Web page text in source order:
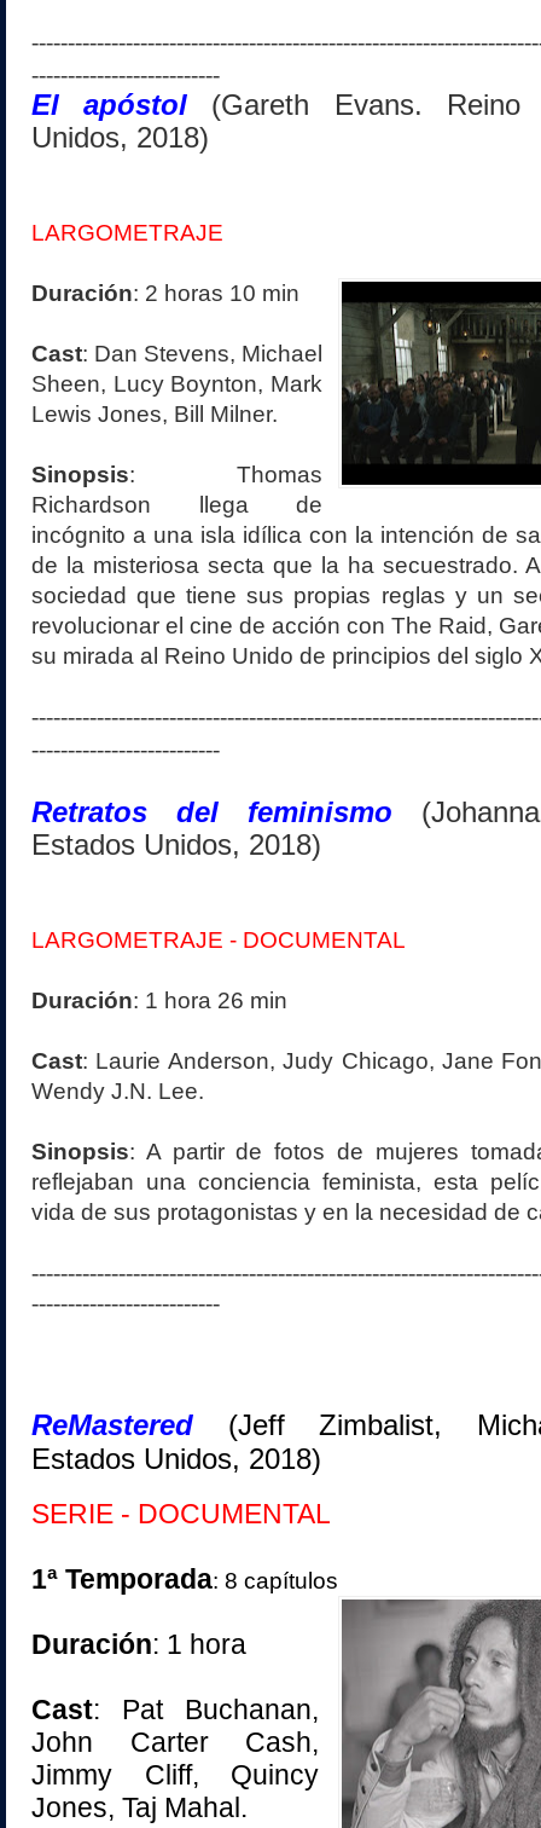
--------------------------
El apóstol (Gareth Evans. Reino
Unidos, 2018)
LARGOMETRAJE
Duración: 2 horas 10 min
Cast: Dan Stevens, Michael
Sheen, Lucy Boynton, Mark
Lewis Jones, Bill Milner.
Sinopsis: Thomas
Richardson llega de
incógnito a una isla idílica con la intención de
de la misteriosa secta que la ha secuestrado.
sociedad que tiene sus propias reglas y un
revolucionar el cine de acción con The Raid,
su mirada al Reino Unido de principios del siglo
--------------------------
Retratos del feminismo
Estados Unidos, 2018)
LARGOMETRAJE - DOCUMENTAL
Duración: 1 hora 26 min
Cast: Laurie Anderson, Judy Chicago, Jane
Wendy J.N. Lee.
Sinopsis: A partir de fotos de mujeres
reflejaban una conciencia feminista, esta
vida de sus protagonistas y en la necesidad de
--------------------------
ReMastered
(Jeff Zimbalist,
Estados Unidos, 2018)
SERIE - DOCUMENTAL
1ª Temporada: 8 capítulos
Duración: 1 hora
Cast: Pat Buchanan,
John Carter Cash,
Jimmy Cliff, Quincy
Jones, Taj Mahal.